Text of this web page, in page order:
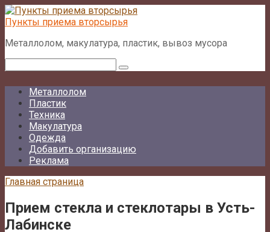
Перейти
к
Пункты приема вторсырья
Металлолом, макулатура, пластик, вывоз мусора
Металлолом
Пластик
Техника
Макулатура
Одежда
Добавить организацию
Реклама
Главная страница
Прием стекла и стеклотары в Усть-
Лабинске